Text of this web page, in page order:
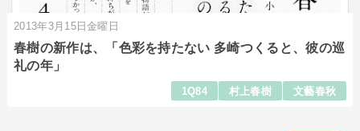
2013年3月15日金曜日
春樹の新作は、「色彩を持たない 多崎つくると、彼の巡
礼の年」
1Q84 村上春樹 文藝春秋